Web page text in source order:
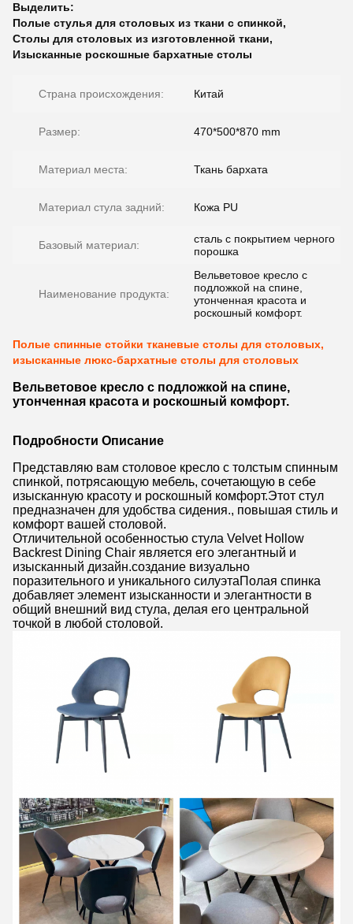
Выделить:
Полые стулья для столовых из ткани с спинкой,
Столы для столовых из изготовленной ткани,
Изысканные роскошные бархатные столы
Страна происхождения: Китай
Размер: 470*500*870 mm
Материал места: Ткань бархата
Материал стула задний: Кожа PU
Базовый материал:
сталь с покрытием черного
порошка
Наименование продукта:
Вельветовое кресло с
подложкой на спине,
утонченная красота и
роскошный комфорт.
Полые спинные стойки тканевые столы для столовых,
изысканные люкс-бархатные столы для столовых
Вельветовое кресло с подложкой на спине,
утонченная красота и роскошный комфорт.
Подробности Описание
Представляю вам столовое кресло с толстым спинным
спинкой, потрясающую мебель, сочетающую в себе
изысканную красоту и роскошный комфорт.Этот стул
предназначен для удобства сидения., повышая стиль и
комфорт вашей столовой.
Отличительной особенностью стула Velvet Hollow
Backrest Dining Chair является его элегантный и
изысканный дизайн.создание визуально
поразительного и уникального силуэтаПолая спинка
добавляет элемент изысканности и элегантности в
общий внешний вид стула, делая его центральной
точкой в любой столовой.